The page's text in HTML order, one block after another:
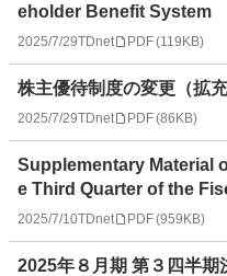
eholder Benefit System
2025/7/29TDnet PDF(119KB)
株主優待制度の変更（拡
2025/7/29TDnet PDF(86KB)
Supplementary Material
e Third Quarter of the
2025/7/10TDnet PDF(959KB)
2025年８月期 第３四半期